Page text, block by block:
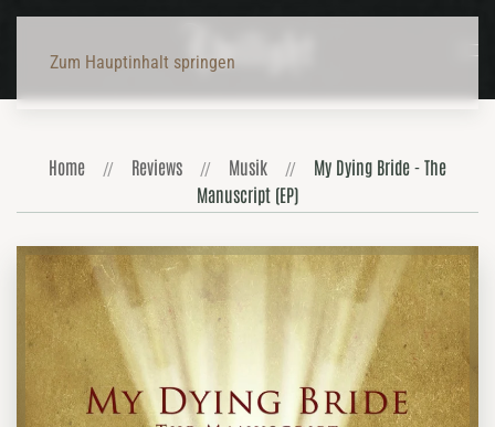
Zum Hauptinhalt springen
Home Reviews Musik
My Dying Bride - The
Manuscript (EP)